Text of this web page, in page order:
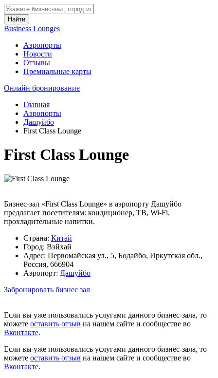
Найти
Business Lounges
Аэропорты
Новости
Отзывы
Премиальные карты
Онлайн бронирование
Главная
Аэропорты
Дашуйбо
First Class Lounge
First Class Lounge
Бизнес-зал «First Class Lounge» в аэропорту Дашуйбо
предлагает посетителям: кондиционер, ТВ, Wi-Fi,
прохладительные напитки.
Страна: Китай
Город: Вэйхай
Адрес: Первомайская ул., 5, Бодайбо, Иркутская обл.,
Россия, 666904
Аэропорт: Дашуйбо
Забронировать бизнес зал
Если вы уже пользовались услугами данного бизнес-зала, то
можете оставить отзыв на нашем сайте и сообществе во
Вконтакте.
Если вы уже пользовались услугами данного бизнес-зала, то
можете оставить отзыв на нашем сайте и сообществе во
Вконтакте.